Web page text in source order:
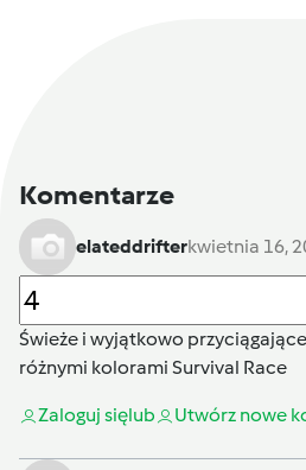
Komentarze
elateddrifterkwietnia 16,
Świeże i wyjątkowo
różnymi kolorami Survival Race
Zaloguj sięlub Utwórz nowe